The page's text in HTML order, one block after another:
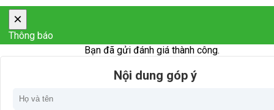
×
Thông báo
Bạn đã gửi đánh giá thành công.
Nội dung góp ý